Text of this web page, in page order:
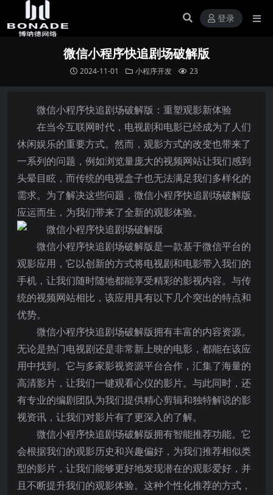
登录
微信小程序快追剧场破解版
2024-11-01 小程序开发 23
微信小程序快追剧场破解版：重塑观影新体验
在当今互联网时代，电视剧和电影已经成为了人们
休闲娱乐的重要方式。然而，观影方式的改变也带来了
一系列的问题，例如浏览量庞大的视频网站让我们感到
头晕目眩，而传统的电视盒子也无法满足我们多样化的
需求。为了解决这些问题，微信小程序快追剧场破解版
应运而生，为我们带来了全新的观影体验。
微信小程序快追剧场破解版是一款基于微信平台的
观影应用，它以创新的方式将电视剧和电影带入我们的
手机，让我们随时随地都能享受精彩的影视内容。与传
统的视频网站相比，该应用具有以下几个突出的特点和
优势。
微信小程序快追剧场破解版拥有丰富的内容资源。
无论是热门电视剧还是非常新上映的电影，都能在该应
用中找到。它与多家影视资源平台合作，汇集了海量的
高清影片，让我们一键观看心仪的影片。与此同时，还
有专业的编剧团队为我们提供精心剪辑和独特解说的影
视资讯，让我们对影片有了更深入的了解。
微信小程序快追剧场破解版拥有智能推荐功能。它
会根据我们的观影历史和兴趣偏好，为我们推荐相似类
型的影片，让我们能够更好地发现潜在的观影爱好，并
且不断提升我们的观影体验。这种个性化推荐的方式，